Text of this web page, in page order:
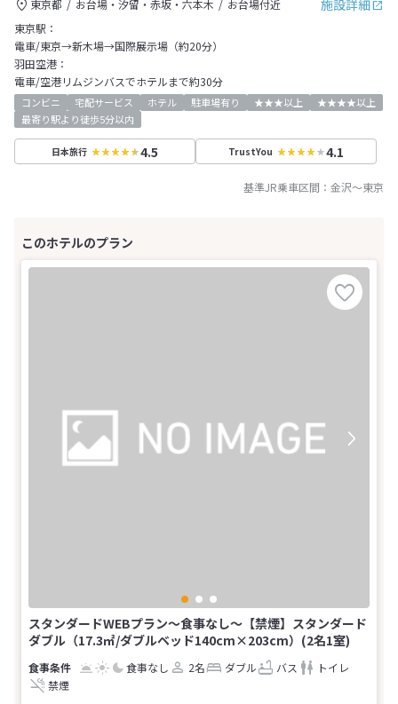
施設詳細
東京都 お台場・汐留・赤坂・六本木
お台場付近
東京駅：
電車/東京→新木場→国際展示場（約20分）
羽田空港：
電車/空港リムジンバスでホテルまで約30分
コンビニ 宅配サービス ホテル 駐車場有り ★★★以上
★★★★以上
最寄り駅より徒歩5分以内
日本旅行 4.5 TrustYou 4.1
基準JR乗車区間： 金沢～東京
スタンダードWEBプラン～食事なし～【禁煙】スタンダード
ダブル（17.3㎡/ダブルベッド140cm×203cm）(2名1室)
食事なし 2名 ダブル バス
トイレ
禁煙